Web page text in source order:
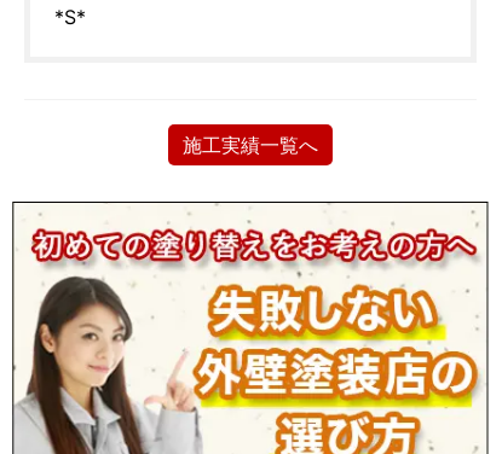
*S*
施工実績一覧へ